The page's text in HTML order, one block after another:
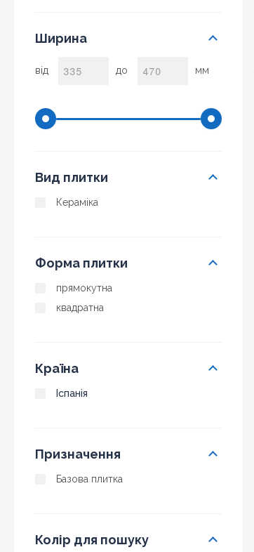
Ширина
від до мм
Вид плитки
Кераміка
Форма плитки
прямокутна
квадратна
Країна
Іспанія
Призначення
Базова плитка
Колір для пошуку